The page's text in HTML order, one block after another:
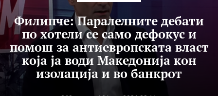
Филипче: Паралелните дебати
по хотели се само дефокус и
помош за антиевропската власт
која ја води Македонија кон
изолација и во банкрот